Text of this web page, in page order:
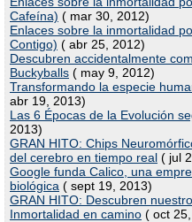
Cafeína) ( mar 30, 2012)
Enlaces sobre la inmortalidad
Contigo) ( abr 25, 2012)
Descubren accidentalmente
Buckyballs ( may 9, 2012)
Transformando la especie
abr 19, 2013)
Las 6 Épocas de la Evolución
2013)
GRAN HITO: Chips
del cerebro en tiempo real ( jul
Google funda Calico, una
biológica ( sept 19, 2013)
GRAN HITO: Descubren
Inmortalidad en camino ( oct